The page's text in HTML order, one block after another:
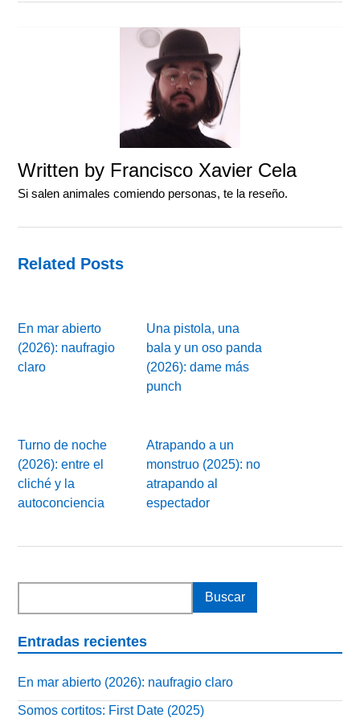
Written by Francisco Xavier Cela
Si salen animales comiendo personas, te la reseño.
Related Posts
En mar abierto
(2026): naufragio
claro
Una pistola, una
bala y un oso panda
(2026): dame más
punch
Turno de noche
(2026): entre el
cliché y la
autoconciencia
Atrapando a un
monstruo (2025): no
atrapando al
espectador
Entradas recientes
En mar abierto (2026): naufragio claro
Somos cortitos: First Date (2025)